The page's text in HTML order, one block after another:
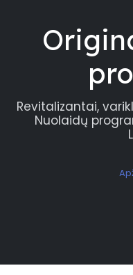
Revitalizantai,
Nuolaidų